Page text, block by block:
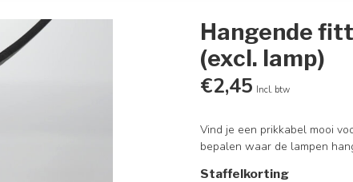
Hangende
(excl. lamp)
€2,45 Incl. btw
Vind je een prikkabel mooi
bepalen waar de lampen
Staffelkorting